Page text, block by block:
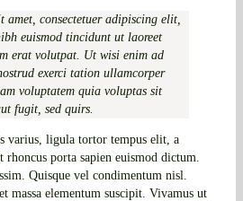
amet, consectetuer adipiscing elit,
euismod tincidunt ut laoreet
erat volutpat. Ut wisi enim ad
exerci tation ullamcorper
voluptatem quia voluptas sit
fugit, sed quirs.
varius, ligula tortor tempus elit, a
porta sapien euismod dictum.
Quisque vel condimentum nisl.
massa elementum suscipit. Vivamus ut